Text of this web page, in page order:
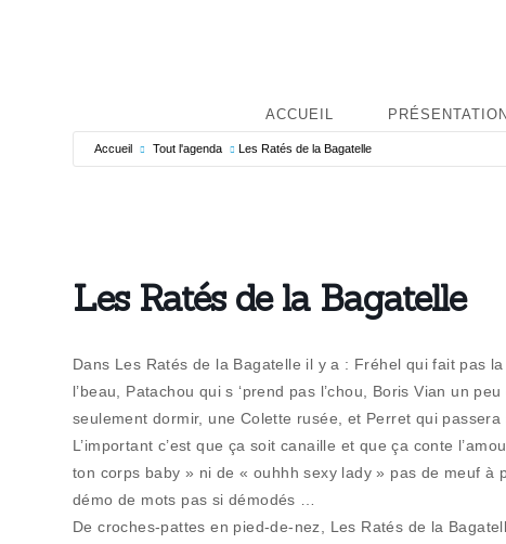
ACCUEIL PRÉSENTATION
Accueil Tout l'agenda Les Ratés de la Bagatelle
Les Ratés de la Bagatelle
Dans Les Ratés de la Bagatelle il y a : Fréhel qui fait pas
l’beau, Patachou qui s ‘prend pas l’chou, Boris Vian un
seulement dormir, une Colette rusée, et Perret qui
L’important c’est que ça soit canaille et que ça conte
ton corps baby » ni de « ouhhh sexy lady » pas de meuf
démo de mots pas si démodés …
De croches-pattes en pied-de-nez, Les Ratés de la